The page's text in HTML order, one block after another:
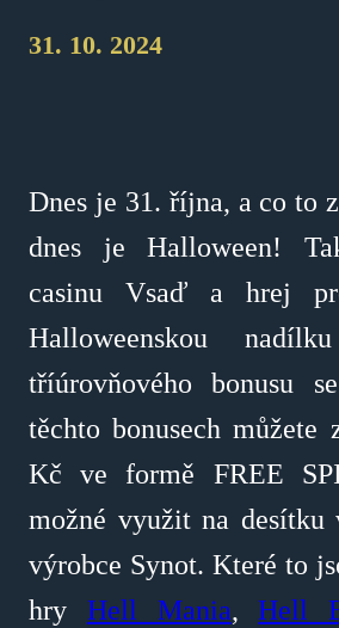
31. 10. 2024
Dnes je 31. října, a co to
dnes je Halloween!
casinu Vsaď a hrej
Halloweenskou
tříúrovňového bonusu
těchto bonusech můžete
Kč ve formě FREE
možné využit na desítku
výrobce Synot. Které to
hry Hell Mania,Hell